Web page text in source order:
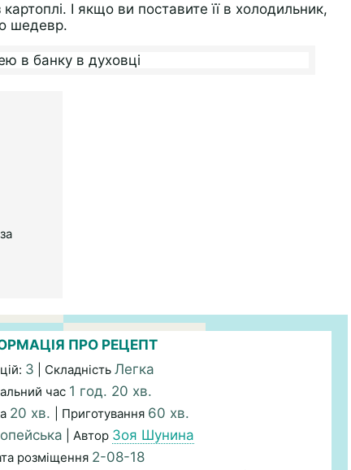
І якщо ви поставите її в холодильник,
шедевр.
ПРО РЕЦЕПТ
3 | Складність Легка
час 1 год. 20 хв.
20 хв. | Приготування 60 хв.
| Автор Зоя Шунина
розміщення 2-08-18